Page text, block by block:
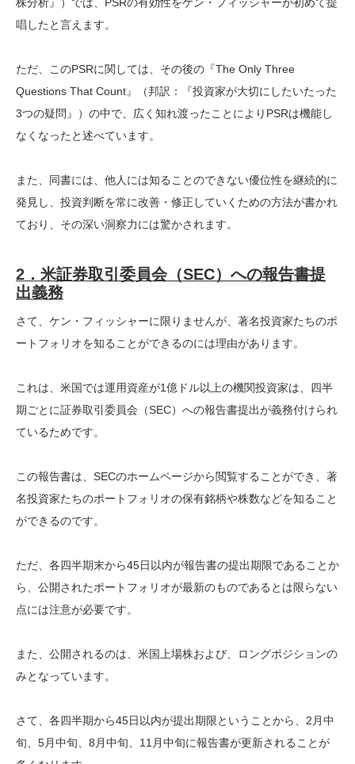
株分析』）では、PSRの有効性をケン・フィッシャーが初めて提
唱したと言えます。
ただ、このPSRに関しては、その後の『The Only Three
Questions That Count』（邦訳：『投資家が大切にしたいたった
3つの疑問』）の中で、広く知れ渡ったことによりPSRは機能し
なくなったと述べています。
また、同書には、他人には知ることのできない優位性を継続的に
発見し、投資判断を常に改善・修正していくための方法が書かれ
ており、その深い洞察力には驚かされます。
2．米証券取引委員会（SEC）への報告書提
出義務
さて、ケン・フィッシャーに限りませんが、著名投資家たちのポ
ートフォリオを知ることができるのには理由があります。
これは、米国では運用資産が1億ドル以上の機関投資家は、四半
期ごとに証券取引委員会（SEC）への報告書提出が義務付けられ
ているためです。
この報告書は、SECのホームページから閲覧することができ、著
名投資家たちのポートフォリオの保有銘柄や株数などを知ること
ができるのです。
ただ、各四半期末から45日以内が報告書の提出期限であることか
ら、公開されたポートフォリオが最新のものであるとは限らない
点には注意が必要です。
また、公開されるのは、米国上場株および、ロングポジションの
みとなっています。
さて、各四半期から45日以内が提出期限ということから、2月中
旬、5月中旬、8月中旬、11月中旬に報告書が更新されることが